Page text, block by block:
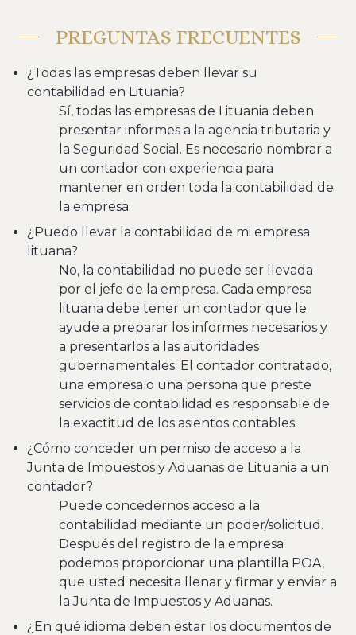
PREGUNTAS FRECUENTES
¿Todas las empresas deben llevar su
contabilidad en Lituania?
Sí, todas las empresas de Lituania deben
presentar informes a la agencia tributaria y
la Seguridad Social. Es necesario nombrar a
un contador con experiencia para
mantener en orden toda la contabilidad de
la empresa.
¿Puedo llevar la contabilidad de mi empresa
lituana?
No, la contabilidad no puede ser llevada
por el jefe de la empresa. Cada empresa
lituana debe tener un contador que le
ayude a preparar los informes necesarios y
a presentarlos a las autoridades
gubernamentales. El contador contratado,
una empresa o una persona que preste
servicios de contabilidad es responsable de
la exactitud de los asientos contables.
¿Cómo conceder un permiso de acceso a la
Junta de Impuestos y Aduanas de Lituania a un
contador?
Puede concedernos acceso a la
contabilidad mediante un poder/solicitud.
Después del registro de la empresa
podemos proporcionar una plantilla POA,
que usted necesita llenar y firmar y enviar a
la Junta de Impuestos y Aduanas.
¿En qué idioma deben estar los documentos de